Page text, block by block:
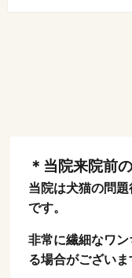
＊当院来院前
当院は犬猫の問
です。
非常に繊細なワ
る場合がございま